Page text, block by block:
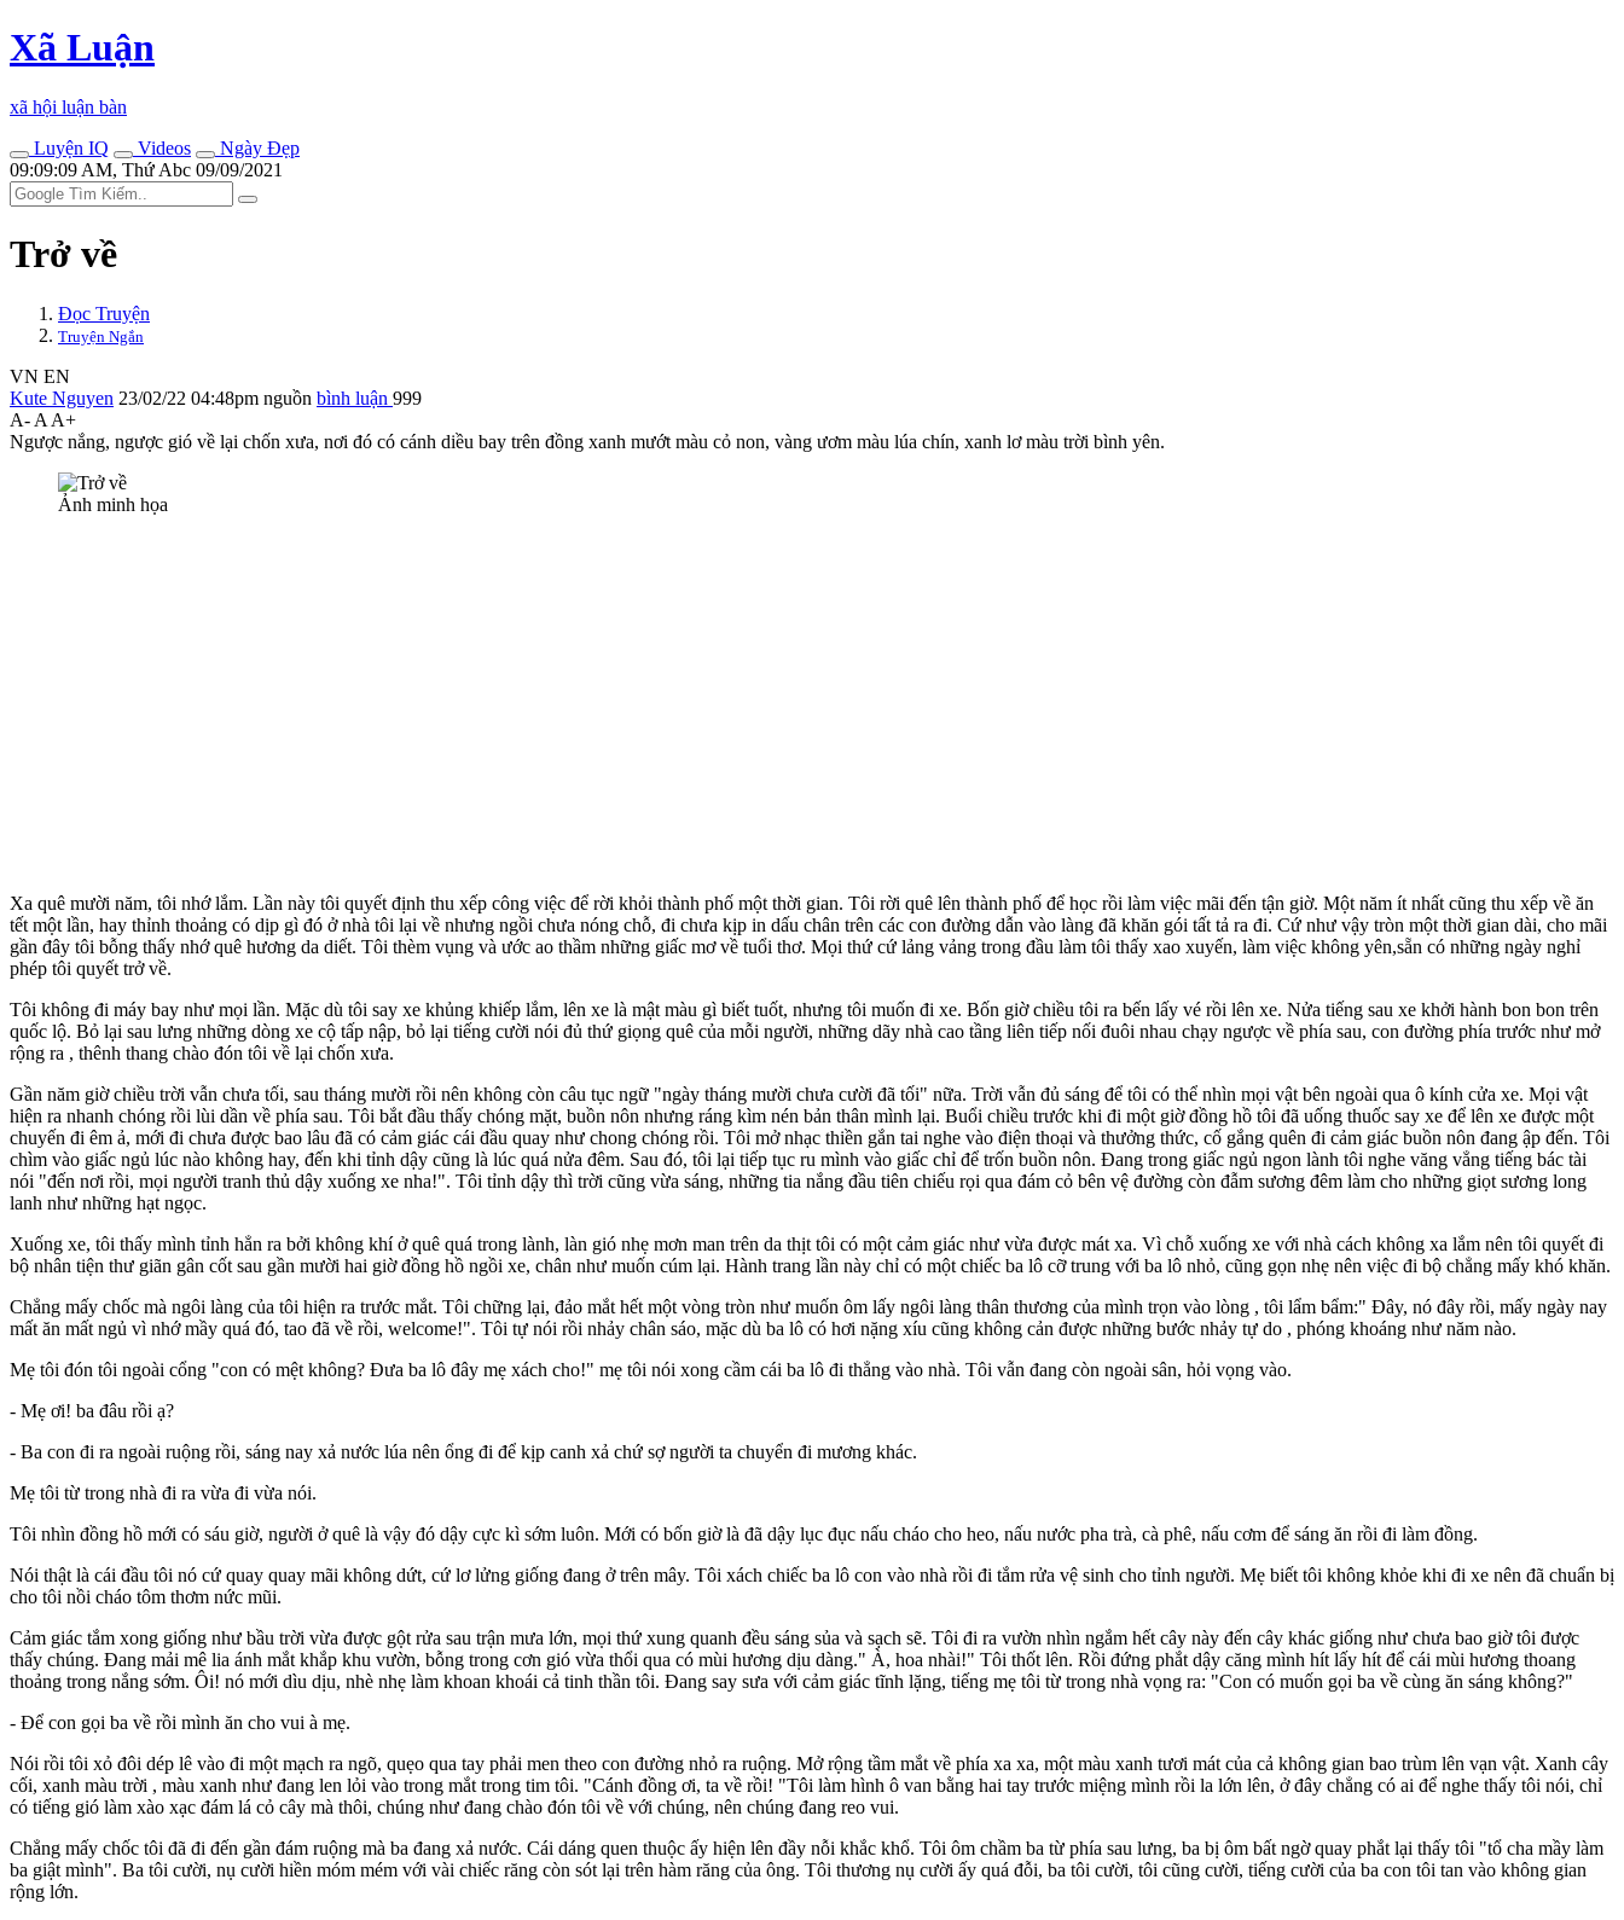
Xã Luận
xã hội luận bàn
Luyện IQ
Videos
Ngày Đẹp
09:09:09 AM, Thứ Abc 09/09/2021
Trở về
Đọc Truyện
Truyện Ngắn
VN EN
Kute Nguyen 23/02/22 04:48pm nguồn bình luận 999
A- A A+
Ngược nắng, ngược gió về lại chốn xưa, nơi đó có cánh diều bay trên đồng xanh mướt màu cỏ non, vàng ươm màu lúa chín, xanh lơ màu trời bình yên.
Ảnh minh họa
Xa quê mười năm, tôi nhớ lắm. Lần này tôi quyết định thu xếp công việc để rời khỏi thành phố một thời gian. Tôi rời quê lên thành phố để học rồi làm việc mãi đến tận giờ. Một năm ít nhất cũng thu xếp về ăn
tết một lần, hay thỉnh thoảng có dịp gì đó ở nhà tôi lại về nhưng ngồi chưa nóng chỗ, đi chưa kịp in dấu chân trên các con đường dẫn vào làng đã khăn gói tất tả ra đi. Cứ như vậy tròn một thời gian dài, cho mãi
gần đây tôi bỗng thấy nhớ quê hương da diết. Tôi thèm vụng và ước ao thầm những giấc mơ về tuổi thơ. Mọi thứ cứ lảng vảng trong đầu làm tôi thấy xao xuyến, làm việc không yên,sẵn có những ngày nghỉ
phép tôi quyết trở về.
Tôi không đi máy bay như mọi lần. Mặc dù tôi say xe khủng khiếp lắm, lên xe là mật màu gì biết tuốt, nhưng tôi muốn đi xe. Bốn giờ chiều tôi ra bến lấy vé rồi lên xe. Nửa tiếng sau xe khởi hành bon bon trên
quốc lộ. Bỏ lại sau lưng những dòng xe cộ tấp nập, bỏ lại tiếng cười nói đủ thứ giọng quê của mỗi người, những dãy nhà cao tầng liên tiếp nối đuôi nhau chạy ngược về phía sau, con đường phía trước như mở
rộng ra , thênh thang chào đón tôi về lại chốn xưa.
Gần năm giờ chiều trời vẫn chưa tối, sau tháng mười rồi nên không còn câu tục ngữ "ngày tháng mười chưa cười đã tối" nữa. Trời vẫn đủ sáng để tôi có thể nhìn mọi vật bên ngoài qua ô kính cửa xe. Mọi vật
hiện ra nhanh chóng rồi lùi dần về phía sau. Tôi bắt đầu thấy chóng mặt, buồn nôn nhưng ráng kìm nén bản thân mình lại. Buổi chiều trước khi đi một giờ đồng hồ tôi đã uống thuốc say xe để lên xe được một
chuyến đi êm ả, mới đi chưa được bao lâu đã có cảm giác cái đầu quay như chong chóng rồi. Tôi mở nhạc thiền gắn tai nghe vào điện thoại và thưởng thức, cố gắng quên đi cảm giác buồn nôn đang ập đến. Tôi
chìm vào giấc ngủ lúc nào không hay, đến khi tỉnh dậy cũng là lúc quá nửa đêm. Sau đó, tôi lại tiếp tục ru mình vào giấc chỉ để trốn buồn nôn. Đang trong giấc ngủ ngon lành tôi nghe văng vẳng tiếng bác tài
nói "đến nơi rồi, mọi người tranh thủ dậy xuống xe nha!". Tôi tỉnh dậ‌y th‌ì trời cũng vừa sáng, những tia nắng đầu tiên chiếu rọi qua đám cỏ bên vệ đường còn đẫm sương đêm làm cho những giọt sương long
lanh như những hạt ngọc.
Xuống xe, tôi thấy mình tỉnh hẳn ra bởi không khí ở quê quá trong lành, làn gió nhẹ mơn man trên da thịt tôi có một cảm giác như vừa được má‌t x‌a. Vì chỗ xuống xe với nhà cách không xa lắm nên tôi quyết đi
bộ nhân tiện thư giãn gân cốt sau gần mười hai giờ đồng hồ ngồi xe, chân như muốn cúm lại. Hành trang lần này chỉ có một chiếc ba lô cỡ trung với ba lô nhỏ, cũng gọn nhẹ nên việc đi bộ chẳng mấy khó khăn.
Chẳng mấy chốc mà ngôi làng của tôi hiện ra trước mắt. Tôi chững lại, đảo mắt hết một vòng tròn như muốn ôm lấy ngôi làng thân thương của mình trọn vào lòng , tôi lẩm bẩm:" Đây, nó đây rồi, mấy ngày nay
mất ăn mất ngủ vì nhớ mầy quá đó, tao đã về rồi, welcome!". Tôi tự nói rồi nhảy chân sáo, mặc dù ba lô có hơi nặng xíu cũng không cản được những bước nhảy tự do , phóng khoáng như năm nào.
Mẹ tôi đón tôi ngoài cổng "con có mệt không? Đưa ba lô đây mẹ xách cho!" mẹ tôi nói xong cầm cái ba lô đi thẳng vào nhà. Tôi vẫn đang còn ngoài sân, hỏi vọng vào.
- Mẹ ơi! ba đâu rồi ạ?
- Ba con đi ra ngoài ruộng rồi, sáng nay xả nước lúa nên ổng đi để kịp canh xả chứ sợ người ta chuyển đi mương khác.
Mẹ tôi từ trong nhà đi ra vừa đi vừa nói.
Tôi nhìn đồng hồ mới có sáu giờ, người ở quê là vậy đó dậy cực kì sớm luôn. Mới có bốn giờ là đã dậy lục đục nấu cháo cho heo, nấu nước pha trà, cà phê, nấu cơm để sáng ăn rồi đi làm đồng.
Nói thật là cái đầu tôi nó cứ quay quay mãi không dứt, cứ lơ lửng giống đang ở trên mây. Tôi xách chiếc ba lô con vào nhà rồi đi tắm rửa vệ sinh cho tỉnh người. Mẹ biết tôi không khỏe khi đi xe nên đã chuẩn bị
cho tôi nồi cháo tôm thơm nức mũi.
Cảm giác tắm xong giống như bầu trời vừa được gột rửa sau trận mưa lớn, mọi thứ xung quanh đều sáng sủa và sạch sẽ. Tôi đi ra vườn nhìn ngắm hết cây này đến cây khác giống như chưa bao giờ tôi được
thấy chúng. Đang mải mê lia ánh mắt khắp khu vườn, bỗng trong cơn gió vừa thổi qua có mùi hương dịu dàng." À, hoa nhài!" Tôi thốt lên. Rồi đứng phắt dậy căng mình hít lấy hít để cái mùi hương thoang
thoảng trong nắng sớm. Ôi! nó mới dìu dịu, nhè nhẹ làm khoan khoái cả tinh thần tôi. Đang say sưa với cảm giác tĩnh lặng, tiếng mẹ tôi từ trong nhà vọng ra: "Con có muốn gọi ba về cùng ăn sáng không?"
- Để con gọi ba về rồi mình ăn cho vui à mẹ.
Nói rồi tôi xỏ đôi dép lê vào đi một mạch ra ngõ, quẹo qua tay phải men theo con đường nhỏ ra ruộng. Mở rộng tầm mắt về phía xa xa, một màu xanh tươi mát của cả không gian bao trùm lên vạn vật. Xanh cây
cối, xanh màu trời , màu xanh như đang len lỏi vào trong mắt trong tim tôi. "Cánh đồng ơi, ta về rồi! "Tôi làm hình ô van bằng hai tay trước miệng mình rồi la lớn lên, ở đây chẳng có ai để nghe thấy tôi nói, chỉ
có tiếng gió làm xào xạc đám lá cỏ cây mà thôi, chúng như đang chào đón tôi về với chúng, nên chúng đang reo vui.
Chẳng mấy chốc tôi đã đi đến gần đám ruộng mà ba đang xả nước. Cái dáng quen thuộc ấy hiện lên đầy nỗi khắc khổ. Tôi ôm chầm ba từ phía sau lưng, ba bị ôm bất ngờ quay phắt lại thấy tôi "tổ cha mầy làm
ba giật mình". Ba tôi cười, nụ cười hiền móm mém với vài chiếc răng còn sót lại trên hàm răng của ông. Tôi thương nụ cười ấy quá đỗi, ba tôi cười, tôi cũng cười, tiếng cười của ba con tôi tan vào không gian
rộng lớn.